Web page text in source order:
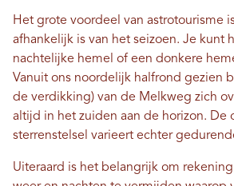
Het grote voordeel van astrotourisme
afhankelijk is van het seizoen. Je kunt
nachtelijke hemel of een donkere
Vanuit ons noordelijk halfrond gezien
de verdikking) van de Melkweg zich
altijd in het zuiden aan de horizon. De
sterrenstelsel varieert echter
Uiteraard is het belangrijk om